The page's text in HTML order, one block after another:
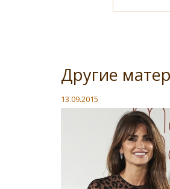
Другие
13.09.2015